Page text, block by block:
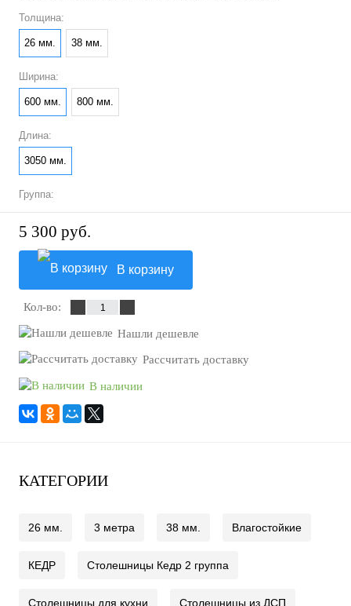
Толщина:
26 мм. 38 мм.
Ширина:
600 мм. 800 мм.
Длина:
3050 мм.
Группа:
5 300 руб.
корзину
Кол-во:
Нашли дешевле
Рассчитать доставку
наличии
КАТЕГОРИИ
26 мм. 3 метра 38 мм. лагостойкие
КЕДР Столешницы Кедр 2 группа
Столешницы для кухни Столешницы из ДСП